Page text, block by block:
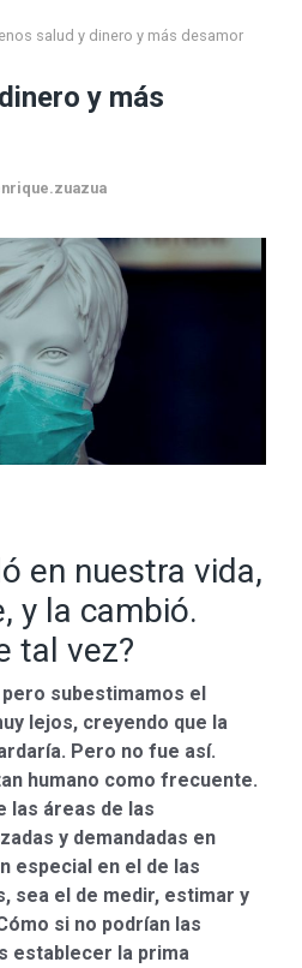
salud y dinero y más desamor
y más
en nuestra vida,
y la cambió.
tal vez?
subestimamos el
lejos, creyendo que la
Pero no fue así.
humano como frecuente.
las áreas de las
y demandadas en
especial en el de las
sea el de medir, estimar y
si no podrían las
establecer la prima